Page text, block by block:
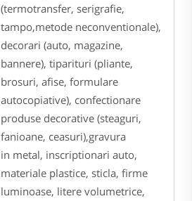
(termotransfer, serigrafie,
tampo,metode neconventionale),
decorari (auto, magazine,
bannere), tiparituri (pliante,
brosuri, afise, formulare
autocopiative), confectionare
produse decorative (steaguri,
fanioane, ceasuri),gravura
in metal, inscriptionari auto,
materiale plastice, sticla, firme
luminoase, litere volumetrice,